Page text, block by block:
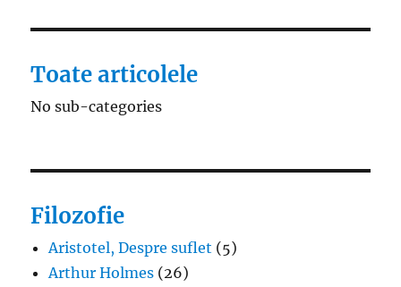
Toate articolele
No sub-categories
Filozofie
Aristotel, Despre suflet (5)
Arthur Holmes (26)